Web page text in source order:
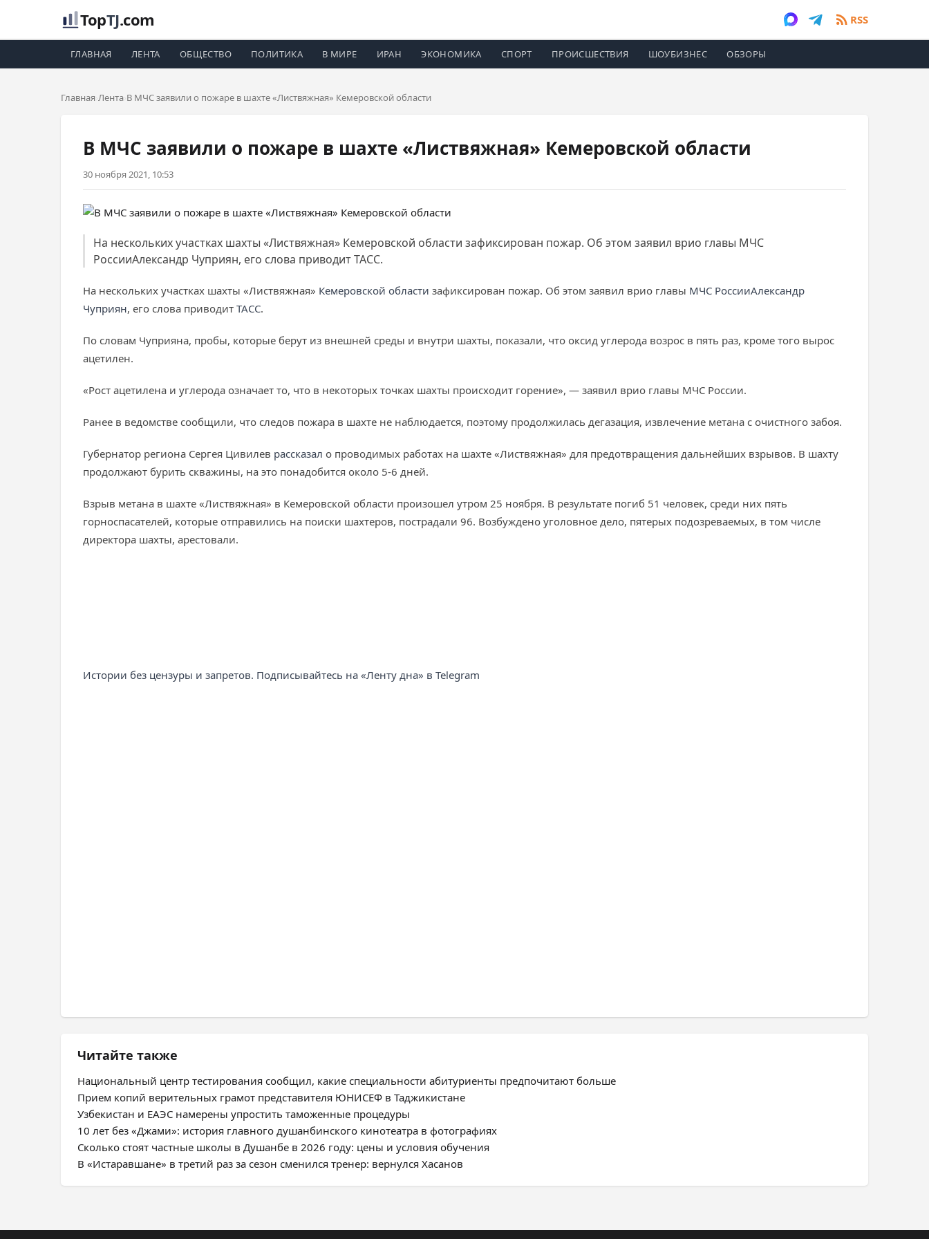
TopTJ.com RSS
ГЛАВНАЯ ЛЕНТА ОБЩЕСТВО ПОЛИТИКА В МИРЕ ИРАН ЭКОНОМИКА СПОРТ ПРОИСШЕСТВИЯ ШОУБИЗНЕС ОБЗОРЫ
Главная Лента В МЧС заявили о пожаре в шахте «Листвяжная» Кемеровской области
В МЧС заявили о пожаре в шахте «Листвяжная» Кемеровской области
30 ноября 2021, 10:53
На нескольких участках шахты «Листвяжная» Кемеровской области зафиксирован пожар. Об этом заявил врио главы МЧС
РоссииАлександр Чуприян, его слова приводит ТАСС.
На нескольких участках шахты «Листвяжная» Кемеровской области зафиксирован пожар. Об этом заявил врио главы МЧС РоссииАлександр
Чуприян, его слова приводит ТАСС.
По словам Чуприяна, пробы, которые берут из внешней среды и внутри шахты, показали, что оксид углерода возрос в пять раз, кроме того вырос
ацетилен.
«Рост ацетилена и углерода означает то, что в некоторых точках шахты происходит горение», — заявил врио главы МЧС России.
Ранее в ведомстве сообщили, что следов пожара в шахте не наблюдается, поэтому продолжилась дегазация, извлечение метана с очистного забоя.
Губернатор региона Сергея Цивилев рассказал о проводимых работах на шахте «Листвяжная» для предотвращения дальнейших взрывов. В шахту
продолжают бурить скважины, на это понадобится около 5-6 дней.
Взрыв метана в шахте «Листвяжная» в Кемеровской области произошел утром 25 ноября. В результате погиб 51 человек, среди них пять
горноспасателей, которые отправились на поиски шахтеров, пострадали 96. Возбуждено уголовное дело, пятерых подозреваемых, в том числе
директора шахты, арестовали.
Истории без цензуры и запретов. Подписывайтесь на «Ленту дна» в Telegram
Читайте также
Национальный центр тестирования сообщил, какие специальности абитуриенты предпочитают больше
Прием копий верительных грамот представителя ЮНИСЕФ в Таджикистане
Узбекистан и ЕАЭС намерены упростить таможенные процедуры
10 лет без «Джами»: история главного душанбинского кинотеатра в фотографиях
Сколько стоят частные школы в Душанбе в 2026 году: цены и условия обучения
В «Истаравшане» в третий раз за сезон сменился тренер: вернулся Хасанов